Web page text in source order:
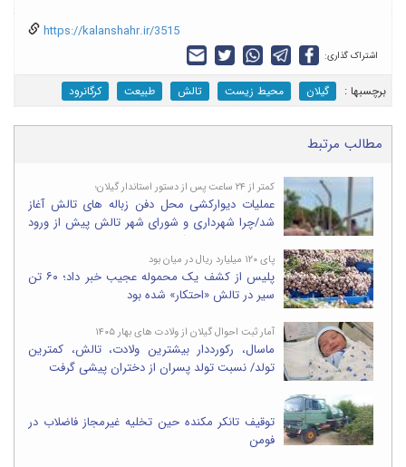
https://kalanshahr.ir/3515
اشتراک گذاری:
برچسب‎ها : گیلان محیط زیست تالش طبیعت کرگانرود
مطالب مرتبط
کمتر از ۲۴ ساعت پس از دستور استاندار گیلان؛
عملیات دیوارکشی محل دفن زباله های تالش آغاز
شد/چرا شهرداری و شورای شهر تالش پیش از ورود
استانداری اقدامی نکردند؟
پای ۱۲۰ میلیارد ریال در میان بود
پلیس از کشف یک محموله عجیب خبر داد؛ ۶۰ تن
سیر در تالش «احتکار» شده بود
آمار ثبت احوال گیلان از ولادت های بهار ۱۴۰۵
ماسال، رکورددار بیشترین ولادت، تالش، کمترین
تولد/ نسبت تولد پسران از دختران پیشی گرفت
توقیف تانکر مکنده حین تخلیه غیرمجاز فاضلاب در
فومن